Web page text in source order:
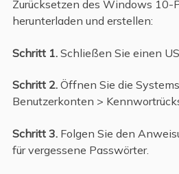
Zurücksetzen des Windows 10-
herunterladen und erstellen:
Schritt 1.Schließen Sie einen
Schritt 2.Öffnen Sie die
Benutzerkonten >
Schritt 3.Folgen Sie den
für vergessene Passwörter.